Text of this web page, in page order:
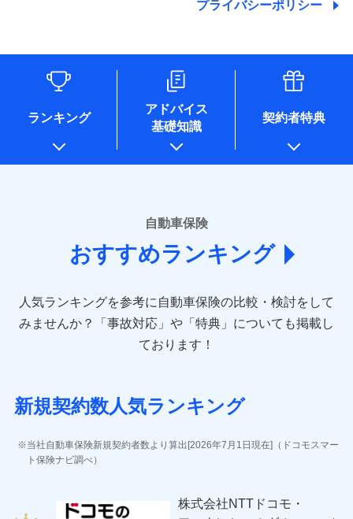
た維持管理等の委託業務遂行のため、またそれらに付帯、関
情報を取引のある他の保険会社の商品・サービスをご提案す
るために利用させていただくことがあります。）
各種セミナーの開催のため
コンサルティングサービスの実施のため
アンケートやキャンペーン等の実施のため
上記に係る案内・手続き・管理等付帯業務を行うため
* 当社が委託を受けている保険会社の情報は、保険会社のホ
ームページに掲載しておりますので、ご確認ください。
あいおいニッセイ同和損害保険株式会社
(https://www.aioinissaydowa.co.jp/)
アクサ損害保険株式会社 (https://www.axa-
direct.co.jp/)
sompo.co.jp/)
東京海上ダイレクト損害保険株式会社 (https://www.e-
AIG損害保険株式会社 (https://www.aig.co.jp/sonpo)
ジェイアイ傷害火災保険株式会社
ソニー損害保険株式会社
(https://www.sonysonpo.co.jp/)
ＳＯＭＰＯダイレクト損害保険株式会社
プライバシーポリシー
ランキング
アドバイス
基礎知識
契約者特典
自動車保険
おすすめランキング
人気ランキングを参考に自動車保険の比較・検討をして
みませんか？
「事故対応」や「特典」についても掲載し
ております！
新規契約数人気ランキング
当社自動車保険新規契約者数より算出[2026年7月1日現在]（ドコモスマー
ト保険ナビ調べ）
株式会社NTTドコモ・